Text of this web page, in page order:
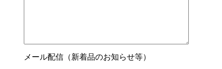
メール配信（新着品のお知らせ等）